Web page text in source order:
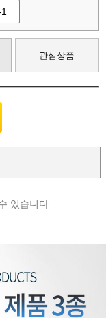
관심상품
있습니다